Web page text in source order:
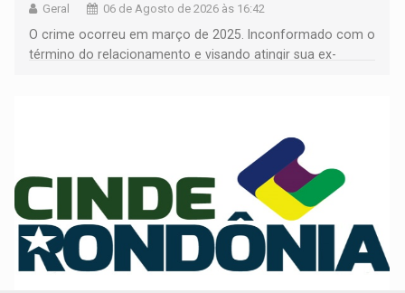
Geral 06 de Agosto de 2026 às 16:42
O crime ocorreu em março de 2025. Inconformado com o
término do relacionamento e visando atingir sua ex-